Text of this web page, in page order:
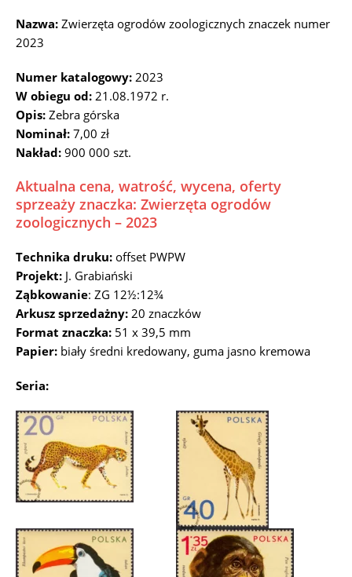
Nazwa: Zwierzęta ogrodów zoologicznych znaczek numer
2023
Numer katalogowy: 2023
W obiegu od: 21.08.1972 r.
Opis: Zebra górska
Nominał: 7,00 zł
Nakład: 900 000 szt.
Aktualna cena, watrość, wycena, oferty
sprzeaży znaczka: Zwierzęta ogrodów
zoologicznych – 2023
Technika druku: offset PWPW
Projekt: J. Grabiański
Ząbkowanie: ZG 12½:12¾
Arkusz sprzedażny: 20 znaczków
Format znaczka: 51 x 39,5 mm
Papier: biały średni kredowany, guma jasno kremowa
Seria: